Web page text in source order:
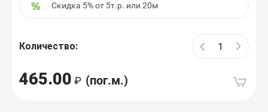
Скидка 5% от 5т.р. или 20м
Количество:
465.00 (пог.м.)